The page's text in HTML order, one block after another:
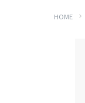
HOME